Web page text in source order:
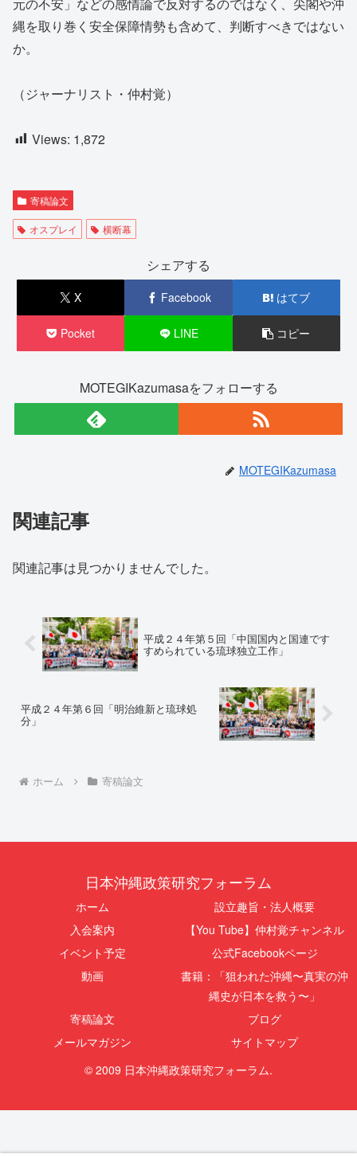
縄を取り巻く安全保障情勢も含めて、判断すべきではない
か。
（ジャーナリスト・仲村覚）
Views: 1,872
寄稿論文
オスプレイ 横断幕
シェアする
X Facebook はてブ
Pocket LINE コピー
MOTEGIKazumasaをフォローする
MOTEGIKazumasa
関連記事
関連記事は見つかりませんでした。
平成２４年第５回「中国国内と国連です
すめられている琉球独立工作」
平成２４年第６回「明治維新と琉球処
分」
ホーム 寄稿論文
日本沖縄政策研究フォーラム
ホーム
設立趣旨・法人概要
入会案内
【You Tube】仲村覚チャンネル
イベント予定
公式Facebookページ
動画
書籍：「狙われた沖縄〜真実の沖
縄史が日本を救う〜」
寄稿論文
ブログ
メールマガジン
サイトマップ
© 2009 日本沖縄政策研究フォーラム.